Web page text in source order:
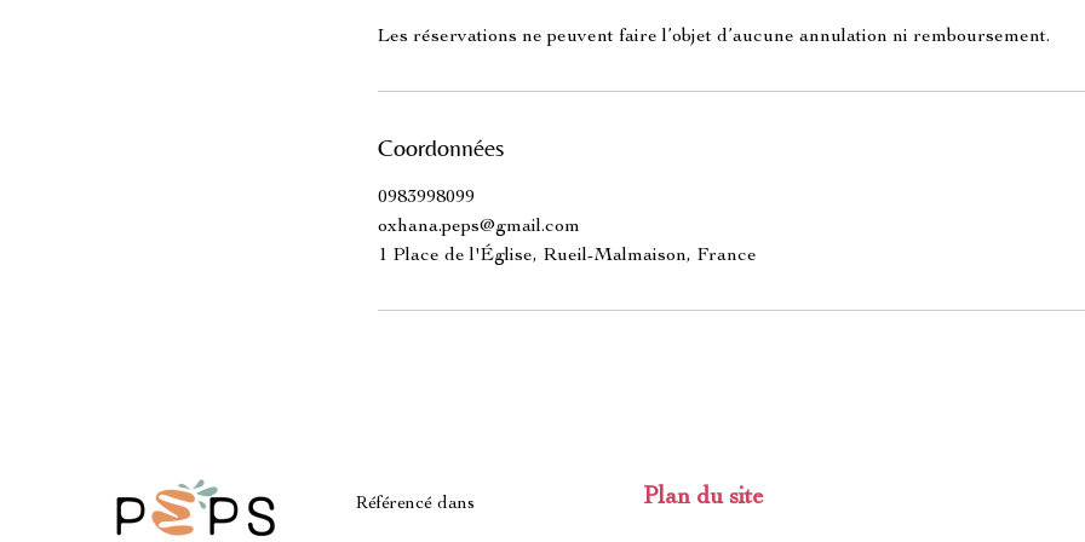
Les réservations ne peuvent faire l’objet d’aucune annulation ni remboursement.
Coordonnées
0983998099
oxhana.peps@gmail.com
1 Place de l'Église, Rueil-Malmaison, France
Référencé dans Plan du site